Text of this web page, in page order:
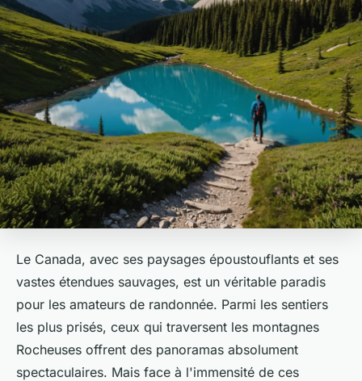
Le Canada, avec ses paysages époustouflants et ses
vastes étendues sauvages, est un véritable paradis
pour les amateurs de randonnée. Parmi les sentiers
les plus prisés, ceux qui traversent les montagnes
Rocheuses offrent des panoramas absolument
spectaculaires. Mais face à l'immensité de ces